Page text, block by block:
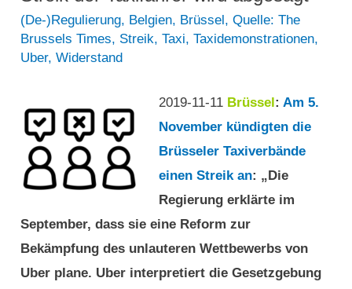
(De-)Regulierung, Belgien, Brüssel,Quelle: The
Brussels Times, Streik,Taxi,Taxidemonstrationen,
Uber,Widerstand
2019-11-11 Brüssel : Am 5.
November kündigten die
Brüsseler Taxiverbände
einen Streik an: „Die
Regierung erklärte im
September, dass sie eine Reform zur
Bekämpfung des unlauteren Wettbewerbs von
Uber plane. Uber interpretiert die Gesetzgebung